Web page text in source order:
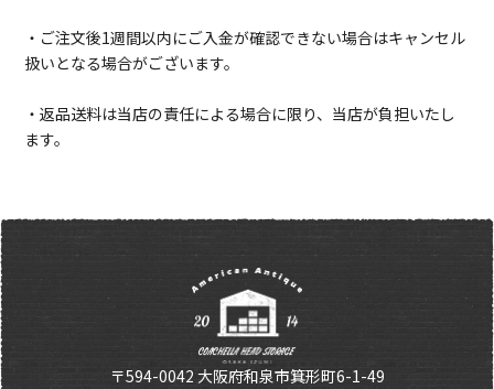
・ご注文後1週間以内にご入金が確認できない場合はキャンセル
扱いとなる場合がございます。
・返品送料は当店の責任による場合に限り、当店が負担いたし
ます。
〒594-0042 大阪府和泉市箕形町6-1-49